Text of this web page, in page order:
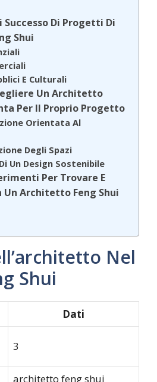
Successo Di Progetti Di
Shui
E Culturali
Un Architetto
Per Il Proprio Progetto
Orientata Al
Degli Spazi
Un Design Sostenibile
Per Trovare E
Un Architetto Feng Shui
Nel
Shui
Dati
3
architetto feng shui